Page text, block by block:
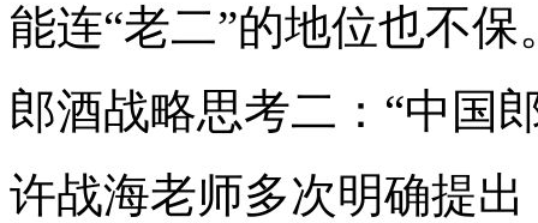
能连“老二”的地位也不保
郎酒战略思考二：“中国
许战海老师多次明确提